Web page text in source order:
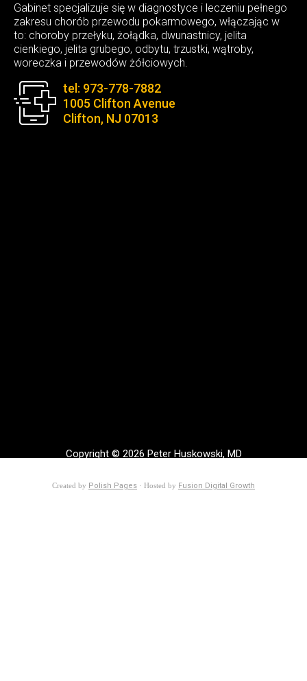
Gabinet specjalizuje się w diagnostyce i leczeniu pełnego
zakresu chorób przewodu pokarmowego, włączając w
to: choroby przełyku, żołądka, dwunastnicy, jelita
cienkiego, jelita grubego, odbytu, trzustki, wątroby,
woreczka i przewodów żółciowych.
tel: 973-778-7882
1005 Clifton Avenue
Clifton, NJ 07013
Copyright © 2026 Peter Huskowski, MD
Created by Polish Pages · Hosted by Fusion Digital Growth